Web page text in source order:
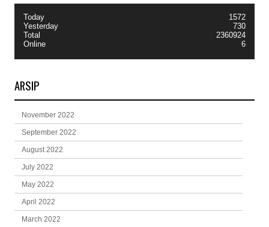
Today
Yesterday
Total
Online
1572
730
2360924
6
ARSIP
November 2022
September 2022
August 2022
July 2022
May 2022
April 2022
March 2022